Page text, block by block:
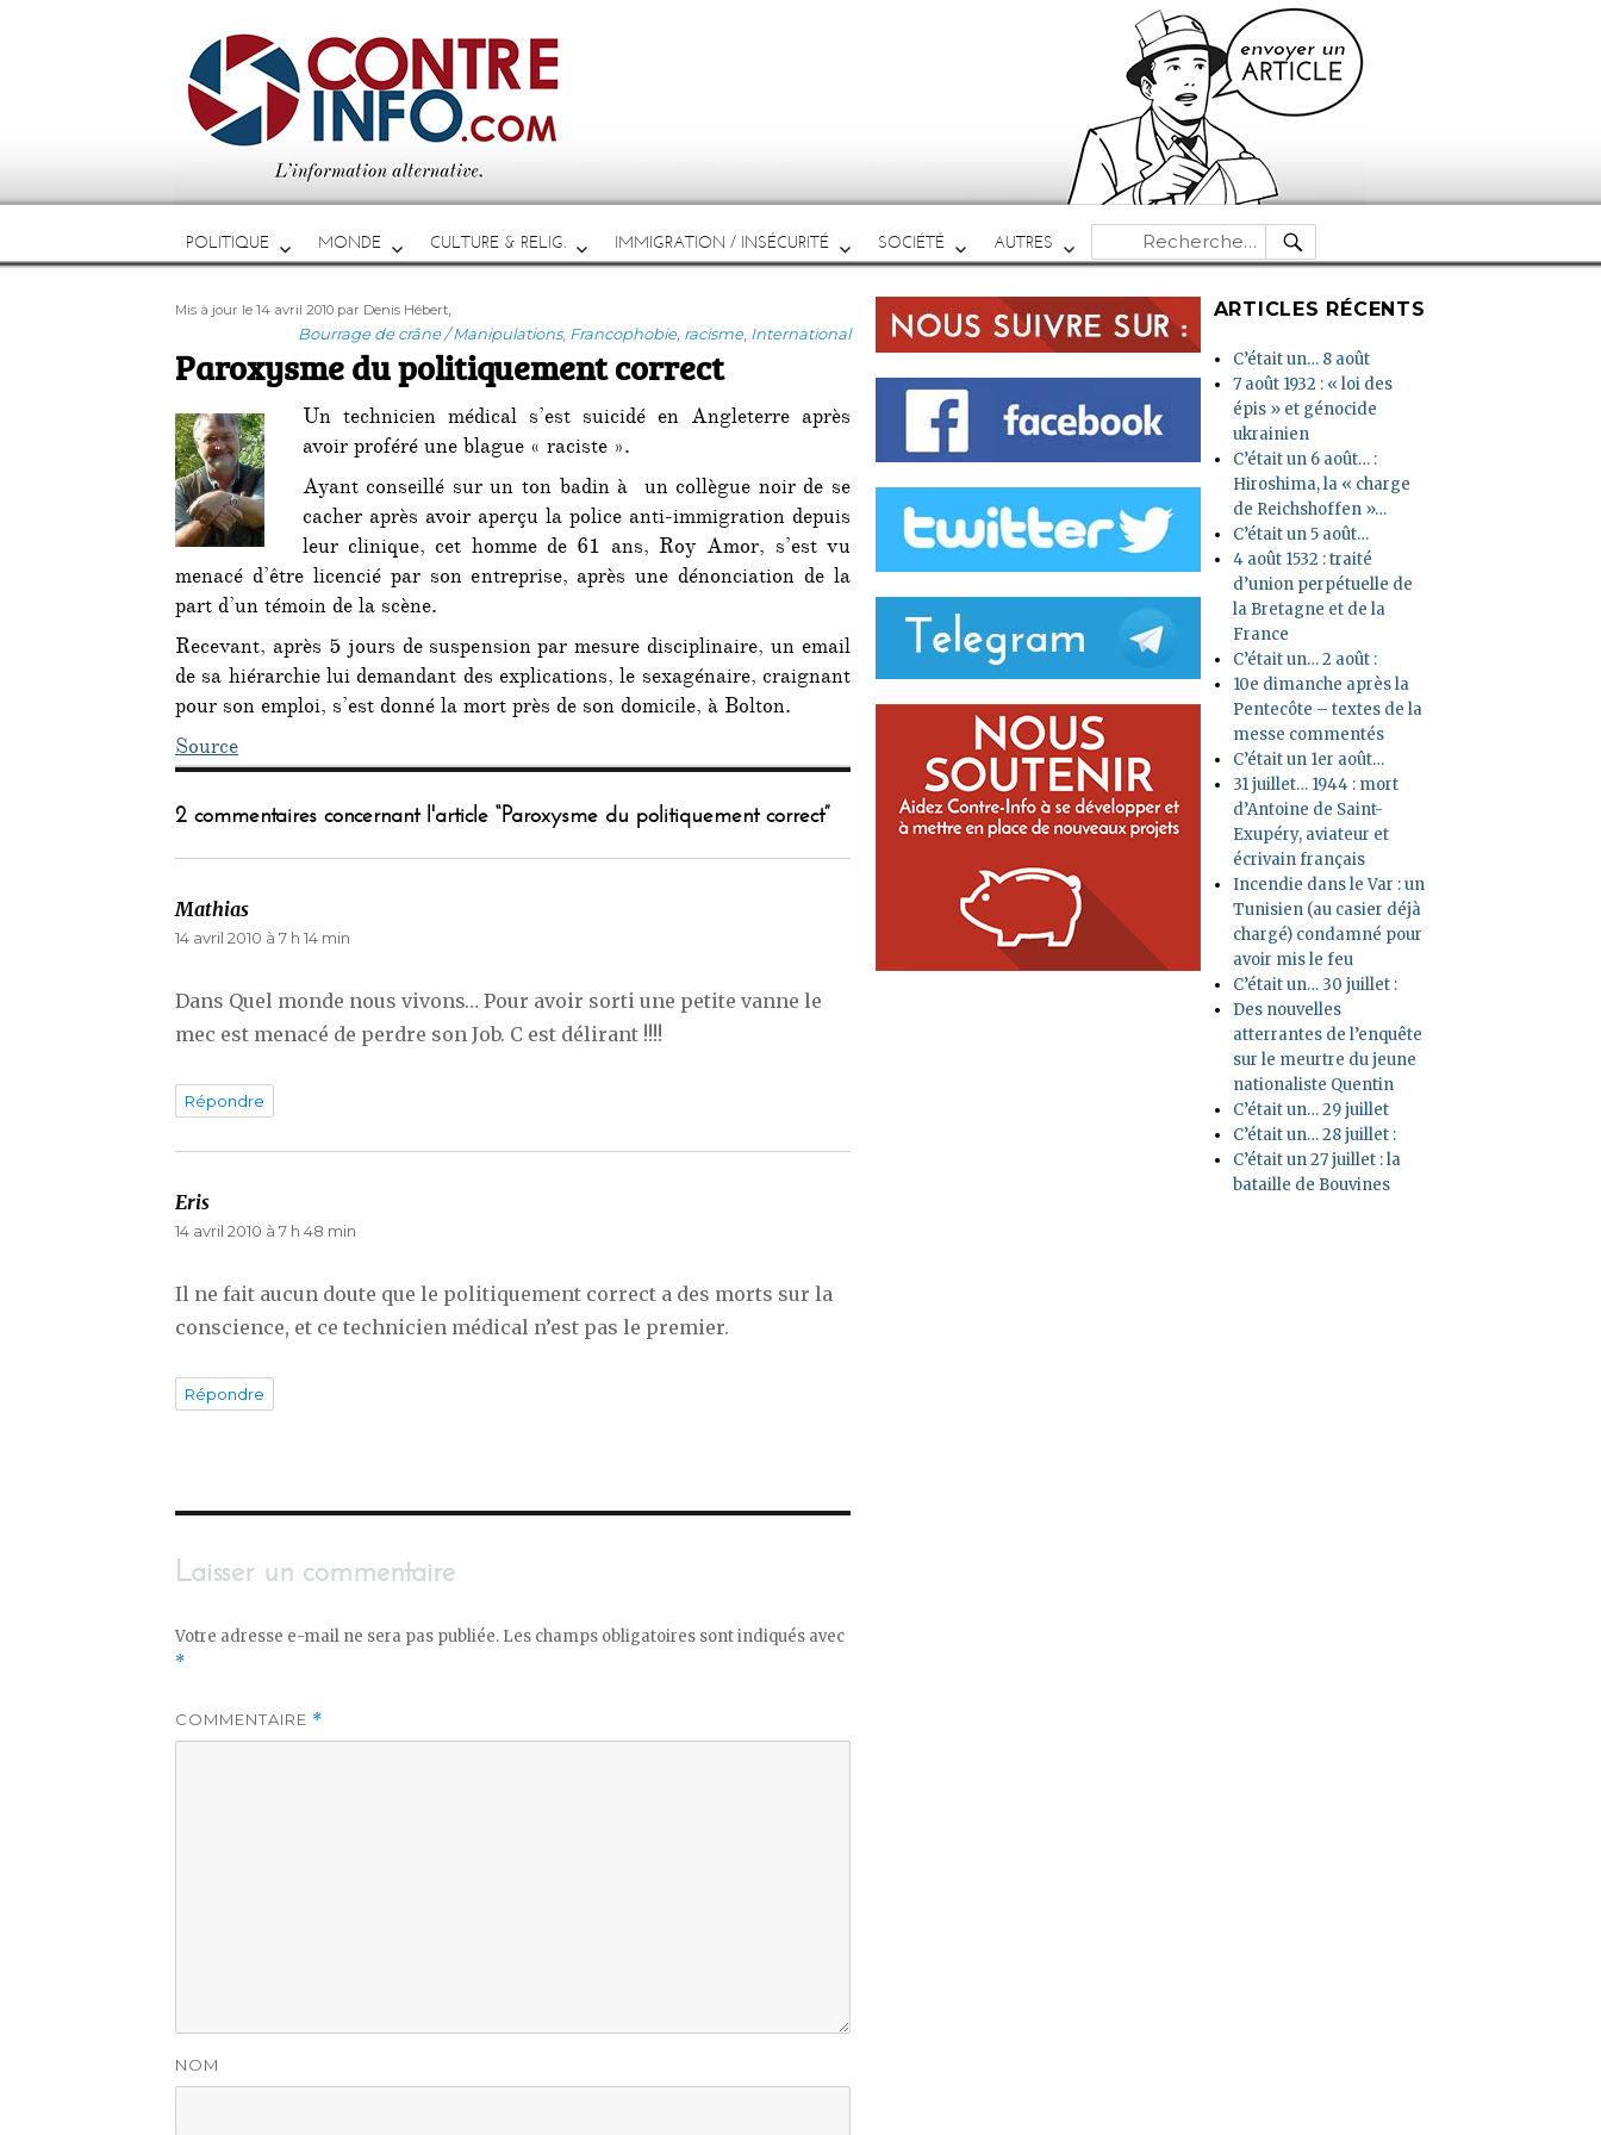
POLITIQUE MONDE CULTURE & RELIG. IMMIGRATION / INSÉCURITÉ SOCIÉTÉ AUTRES
Recherche
pour :
RECHERCHE
Publié
Mis à jour le 14 avril 2010 Auteur
par Denis Hébert
Catégories
Bourrage de crâne / Manipulations, Francophobie, racisme, International
Étiquettes
,
Paroxysme du politiquement correct
Un technicien médical s’est suicidé en Angleterre après
avoir proféré une blague « raciste ».
Ayant conseillé sur un ton badin à un collègue noir de se
cacher après avoir aperçu la police anti-immigration depuis
leur clinique, cet homme de 61 ans, Roy Amor, s’est vu
menacé d’être licencié par son entreprise, après une dénonciation de la
part d’un témoin de la scène.
Recevant, après 5 jours de suspension par mesure disciplinaire, un email
de sa hiérarchie lui demandant des explications, le sexagénaire, craignant
pour son emploi, s’est donné la mort près de son domicile, à Bolton.
Source
2 commentaires concernant l'article “Paroxysme du politiquement correct”
Mathias
14 avril 2010 à 7 h 14 min
Dans Quel monde nous vivons… Pour avoir sorti une petite vanne le
mec est menacé de perdre son Job. C est délirant !!!!
Répondre
Eris
14 avril 2010 à 7 h 48 min
Il ne fait aucun doute que le politiquement correct a des morts sur la
conscience, et ce technicien médical n’est pas le premier.
Répondre
Laisser un commentaire
Votre adresse e-mail ne sera pas publiée. Les champs obligatoires sont indiqués avec
*
COMMENTAIRE *
NOM
ARTICLES RÉCENTS
C’était un… 8 août
7 août 1932 : « loi des
épis » et génocide
ukrainien
C’était un 6 août… :
Hiroshima, la « charge
de Reichshoffen »…
C’était un 5 août…
4 août 1532 : traité
d’union perpétuelle de
la Bretagne et de la
France
C’était un… 2 août :
10e dimanche après la
Pentecôte – textes de la
messe commentés
C’était un 1er août…
31 juillet… 1944 : mort
d’Antoine de Saint-
Exupéry, aviateur et
écrivain français
Incendie dans le Var : un
Tunisien (au casier déjà
chargé) condamné pour
avoir mis le feu
C’était un… 30 juillet :
Des nouvelles
atterrantes de l’enquête
sur le meurtre du jeune
nationaliste Quentin
C’était un… 29 juillet
C’était un… 28 juillet :
C’était un 27 juillet : la
bataille de Bouvines